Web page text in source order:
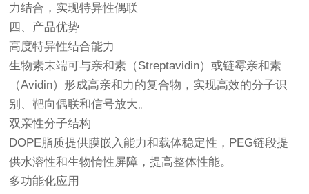
力结合，实现特异性偶联
四、产品优势
高度特异性结合能力
生物素末端可与亲和素（Streptavidin）或链霉亲和素
（Avidin）形成高亲和力的复合物，实现高效的分子识
别、靶向偶联和信号放大。
双亲性分子结构
DOPE脂质提供膜嵌入能力和载体稳定性，PEG链段提
供水溶性和生物惰性屏障，提高整体性能。
多功能化应用